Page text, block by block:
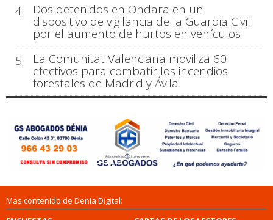
4
Dos detenidos en Ondara en un
dispositivo de vigilancia de la Guardia Civil
por el aumento de hurtos en vehículos
5
La Comunitat Valenciana moviliza 60
efectivos para combatir los incendios
forestales de Madrid y Ávila
Mas contenido de Denia Digital: